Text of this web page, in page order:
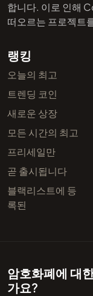
합니다. 이로 인해
떠오르는 프로젝트
랭킹
오늘의 최고
트렌딩 코인
새로운 상장
모든 시간의 최고
프리세일만
곧 출시됩니다
블랙리스트에 등
록된
암호화폐에 대
가요?